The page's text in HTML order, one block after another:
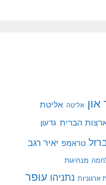
אליטה אליטת
הברית גדעון
טראמפ יאיר רגב
מנהיגות
ארגוניות נתניהו עופר